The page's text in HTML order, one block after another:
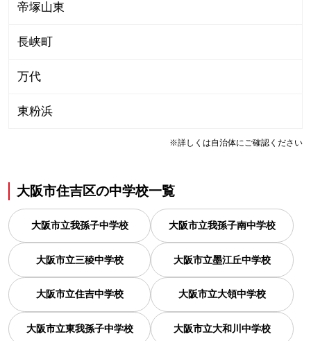
帝塚山東
長峡町
万代
東粉浜
※詳しくは自治体にご確認ください
大阪市住吉区の中学校一覧
大阪市立我孫子中学校 大阪市立我孫子南中学校
大阪市立三稜中学校 大阪市立墨江丘中学校
大阪市立住吉中学校 大阪市立大領中学校
大阪市立東我孫子中学校 大阪市立大和川中学校